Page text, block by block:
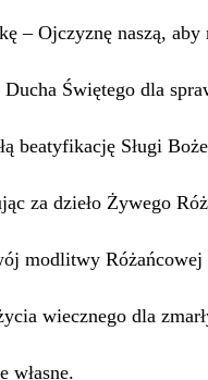
– Ojczyznę naszą,
Ducha Świętego dla
beatyfikację Sługi
za dzieło Żywego
modlitwy Różańcowej
wiecznego dla
własne.